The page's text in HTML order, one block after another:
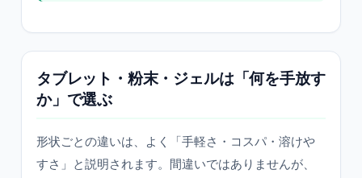
タブレット・粉末・ジェルは「何を手放す
か」で選ぶ
形状ごとの違いは、よく「手軽さ・コスパ・溶けや
すさ」と説明されます。間違いではありませんが、